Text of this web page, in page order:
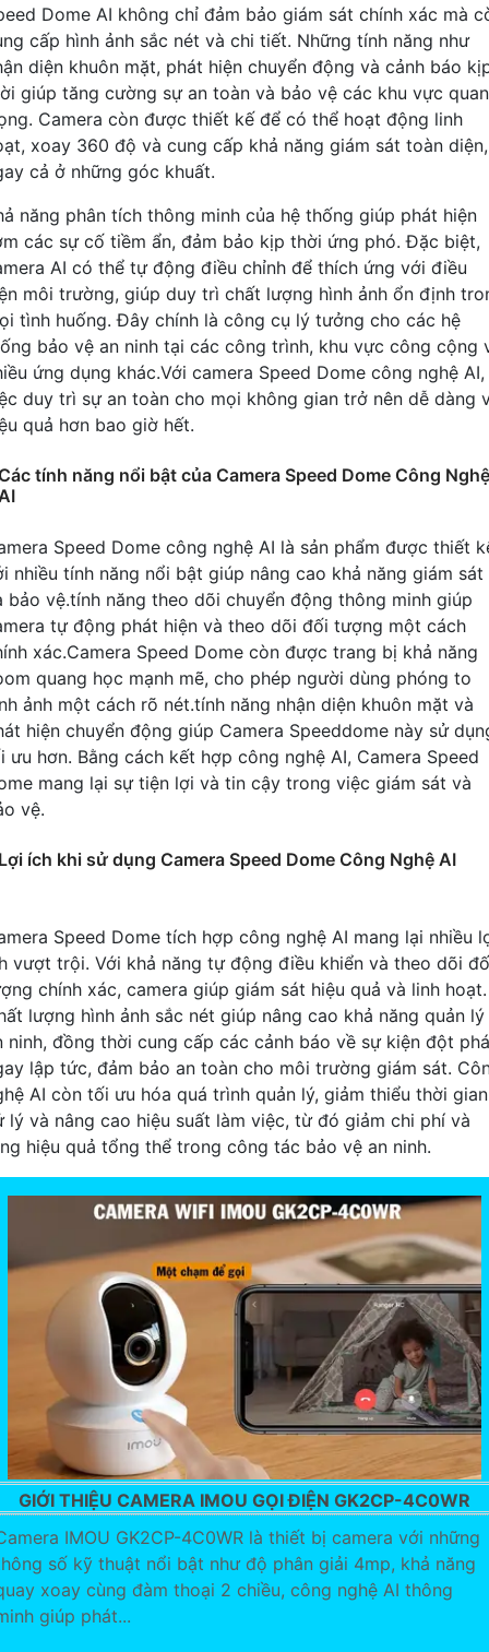
Dome AI không chỉ đảm bảo giám sát chính xác mà
cấp hình ảnh sắc nét và chi tiết. Những tính năng như
diện khuôn mặt, phát hiện chuyển động và cảnh báo
giúp tăng cường sự an toàn và bảo vệ các khu vực quan
Camera còn được thiết kế để có thể hoạt động linh
xoay 360 độ và cung cấp khả năng giám sát toàn diện,
cả ở những góc khuất.
năng phân tích thông minh của hệ thống giúp phát hiện
các sự cố tiềm ẩn, đảm bảo kịp thời ứng phó. Đặc biệt,
AI có thể tự động điều chỉnh để thích ứng với điều
môi trường, giúp duy trì chất lượng hình ảnh ổn định
tình huống. Đây chính là công cụ lý tưởng cho các hệ
bảo vệ an ninh tại các công trình, khu vực công cộng
ứng dụng khác.Với camera Speed Dome công nghệ AI,
duy trì sự an toàn cho mọi không gian trở nên dễ dàng
quả hơn bao giờ hết.
tính năng nổi bật của Camera Speed Dome Công Nghệ
Speed Dome công nghệ AI là sản phẩm được thiết
nhiều tính năng nổi bật giúp nâng cao khả năng giám sát
bảo vệ.tính năng theo dõi chuyển động thông minh giúp
tự động phát hiện và theo dõi đối tượng một cách
xác.Camera Speed Dome còn được trang bị khả năng
quang học mạnh mẽ, cho phép người dùng phóng to
ảnh một cách rõ nét.tính năng nhận diện khuôn mặt và
hiện chuyển động giúp Camera Speeddome này sử
ưu hơn. Bằng cách kết hợp công nghệ AI, Camera Speed
mang lại sự tiện lợi và tin cậy trong việc giám sát và
vệ.
ích khi sử dụng Camera Speed Dome Công Nghệ AI
Speed Dome tích hợp công nghệ AI mang lại nhiều
vượt trội. Với khả năng tự động điều khiển và theo dõi
chính xác, camera giúp giám sát hiệu quả và linh hoạt.
lượng hình ảnh sắc nét giúp nâng cao khả năng quản lý
ninh, đồng thời cung cấp các cảnh báo về sự kiện đột phá
lập tức, đảm bảo an toàn cho môi trường giám sát.
AI còn tối ưu hóa quá trình quản lý, giảm thiểu thời gian
lý và nâng cao hiệu suất làm việc, từ đó giảm chi phí và
hiệu quả tổng thể trong công tác bảo vệ an ninh.
GIỚI THIỆU CAMERA IMOU GỌI ĐIỆN GK2CP-4C0WR
IMOU GK2CP-4C0WR là thiết bị camera với những
số kỹ thuật nổi bật như độ phân giải 4mp, khả năng
xoay cùng đàm thoại 2 chiều, công nghệ AI thông
giúp phát...